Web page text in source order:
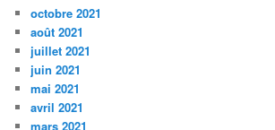
octobre 2021
août 2021
juillet 2021
juin 2021
mai 2021
avril 2021
mars 2021